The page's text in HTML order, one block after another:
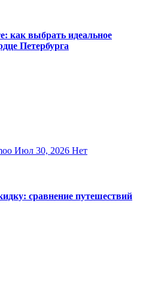
как выбрать идеальное
Петербурга
Июл 30, 2026 Нет
сравнение путешествий